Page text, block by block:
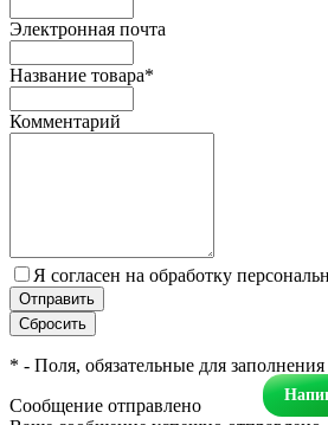
Электронная почта
Название товара*
Комментарий
Я согласен на обработку
* - Поля, обязательные для заполнения
Сообщение отправлено